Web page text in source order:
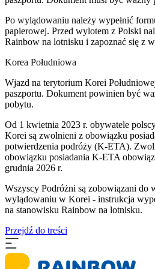
Po wylądowaniu należy wypełnić
papierowej. Przed wylotem z Polski
Rainbow na lotnisku i zapoznać się z
Korea Południowa
Wjazd na terytorium Korei
paszportu. Dokument powinien być
pobytu.
Od 1 kwietnia 2023 r. obywatele
Korei są zwolnieni z obowiązku
potwierdzenia podróży (K-ETA).
obowiązku posiadania K-ETA
grudnia 2026 r.
Wszyscy Podróżni są zobowiązani do
wylądowaniu w Korei - instrukcja
na stanowisku Rainbow na lotnisku.
Przejdź do treści